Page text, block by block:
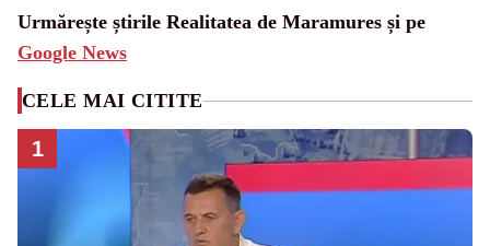
Urmărește știrile Realitatea de Maramures și pe
Google News
CELE MAI CITITE
1